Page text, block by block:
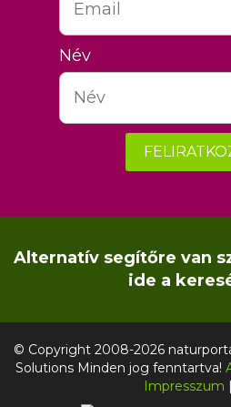
Név
Alternatív segítőre van
ide a
© Copyright 2008-2026
SolutionsMinden jog fenntartva!
Impresszum |